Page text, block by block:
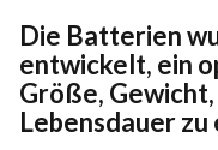
Die Batterien
entwickelt, ein
Größe,
Lebensdauer